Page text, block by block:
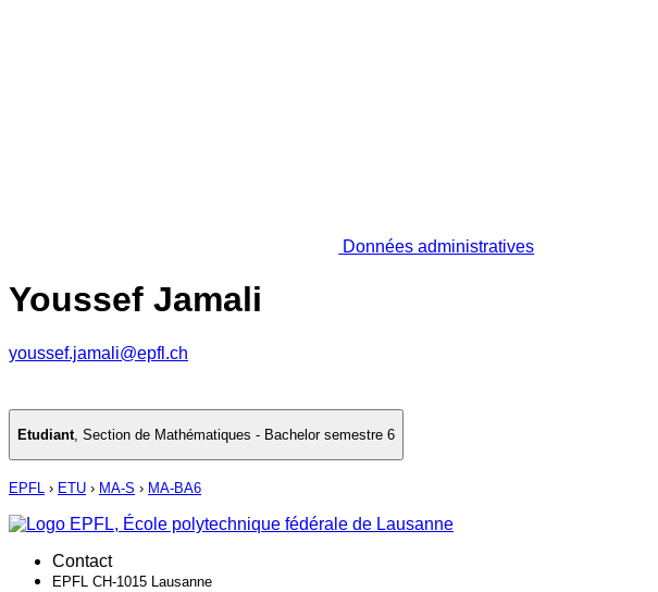
Données administratives
Youssef Jamali
youssef.jamali@epfl.ch
Etudiant, Section de Mathématiques - Bachelor semestre 6
EPFL › ETU › MA-S › MA-BA6
Contact
EPFL CH-1015 Lausanne